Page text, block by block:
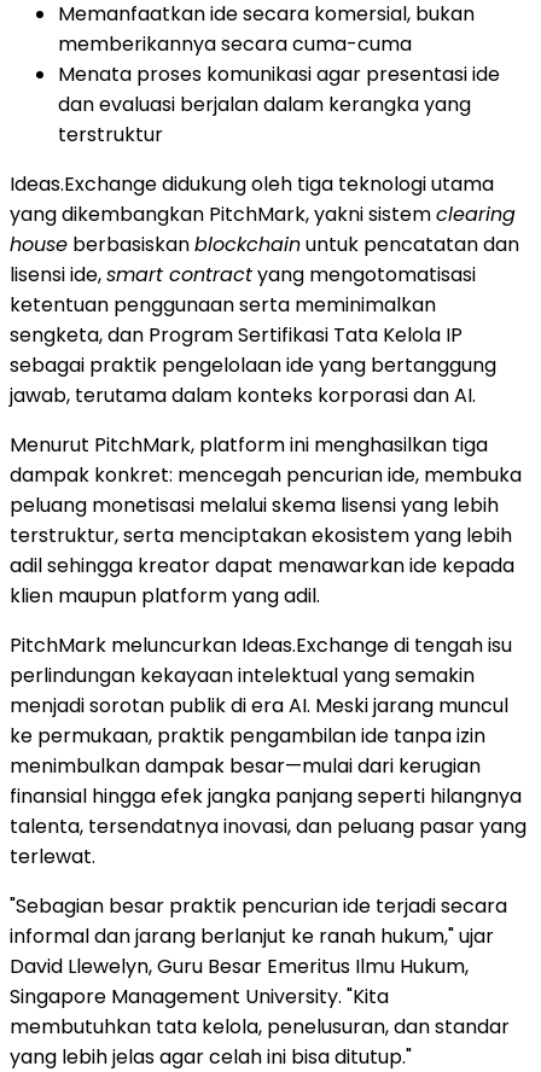
Memanfaatkan ide secara komersial, bukan
memberikannya secara cuma-cuma
Menata proses komunikasi agar presentasi ide
dan evaluasi berjalan dalam kerangka yang
terstruktur
Ideas.Exchange didukung oleh tiga teknologi utama
yang dikembangkan PitchMark, yakni sistemclearing
house berbasiskanblockchainuntuk pencatatan dan
lisensi ide,smart contractyang mengotomatisasi
ketentuan penggunaan serta meminimalkan
sengketa, dan Program Sertifikasi Tata Kelola IP
sebagai praktik pengelolaan ide yang bertanggung
jawab, terutama dalam konteks korporasi dan AI.
Menurut PitchMark, platform ini menghasilkan tiga
dampak konkret: mencegah pencurian ide, membuka
peluang monetisasi melalui skema lisensi yang lebih
terstruktur, serta menciptakan ekosistem yang lebih
adil sehingga kreator dapat menawarkan ide kepada
klien maupun platform yang adil.
PitchMark meluncurkan Ideas.Exchange di tengah isu
perlindungan kekayaan intelektual yang semakin
menjadi sorotan publik di era AI. Meski jarang muncul
ke permukaan, praktik pengambilan ide tanpa izin
menimbulkan dampak besar—mulai dari kerugian
finansial hingga efek jangka panjang seperti hilangnya
talenta, tersendatnya inovasi, dan peluang pasar yang
terlewat.
"Sebagian besar praktik pencurian ide terjadi secara
informal dan jarang berlanjut ke ranah hukum," ujar
David Llewelyn, Guru Besar Emeritus Ilmu Hukum,
Singapore Management University. "Kita
membutuhkan tata kelola, penelusuran, dan standar
yang lebih jelas agar celah ini bisa ditutup."